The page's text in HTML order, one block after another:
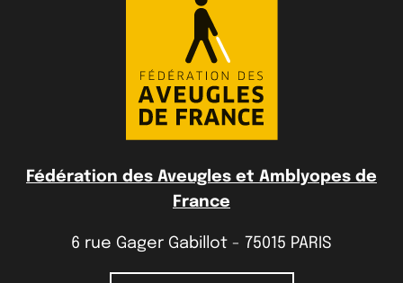
Fédération des Aveugles et Amblyopes de
France
6 rue Gager Gabillot - 75015 PARIS